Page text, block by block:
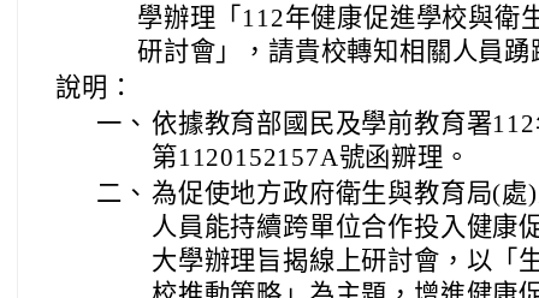
學辦理「112年健康促進學校與衛
研討會」，請貴校轉知相關人員
說明：
一、 依據教育部國民及學前教育署
第1120152157A號函辧理。
二、 為促使地方政府衛生與教育局(
人員能持續跨單位合作投入健康
大學辦理旨揭線上研討會，以「